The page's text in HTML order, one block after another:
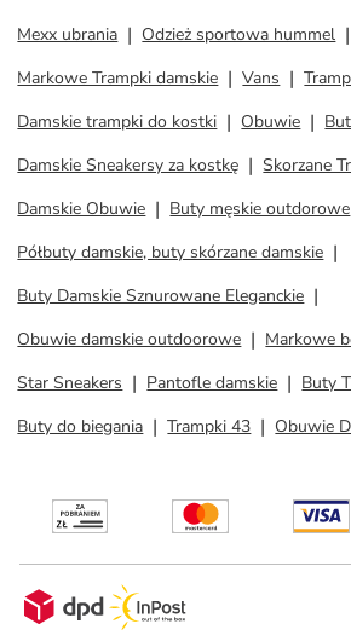
Mexx ubrania
Odzież sportowa hummel
Markowe Trampki damskie
Vans
Damskie trampki do kostki
Obuwie
Damskie Sneakersy za kostkę
Skorzane
Damskie Obuwie
Buty męskie outdorowe
Półbuty damskie, buty skórzane damskie
Buty Damskie Sznurowane Eleganckie
Obuwie damskie outdoorowe
Markowe
Star Sneakers
Pantofle damskie
Buty
Buty do biegania
Trampki 43 Obuwie